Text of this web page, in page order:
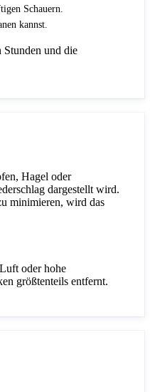
Schauern.
kannst.
Stunden und die
Hagel oder
dargestellt wird.
minimieren, wird das
oder hohe
größtenteils entfernt.